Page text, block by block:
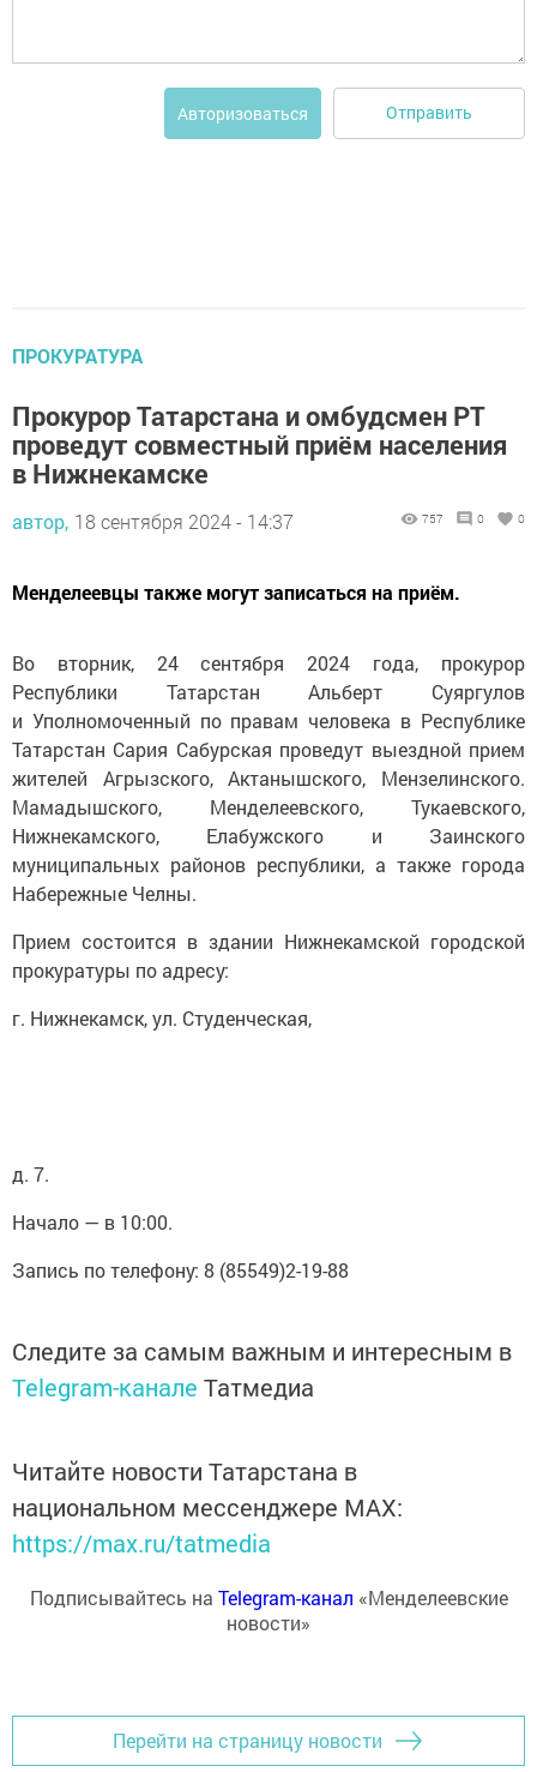
Авторизоваться Отправить
ПРОКУРАТУРА
Прокурор Татарстана и омбудсмен РТ
проведут совместный приём населения
в Нижнекамске
автор, 18 сентября 2024 - 14:37 757 0 0
Менделеевцы также могут записаться на приём.
Во вторник, 24 сентября 2024 года, прокурор
Республики Татарстан Альберт Суяргулов
и Уполномоченный по правам человека в Республике
Татарстан Сария Сабурская проведут выездной прием
жителей Агрызского, Актанышского, Мензелинского.
Мамадышского, Менделеевского, Тукаевского,
Нижнекамского, Елабужского и Заинского
муниципальных районов республики, а также города
Набережные Челны.
Прием состоится в здании Нижнекамской городской
прокуратуры по адресу:
г. Нижнекамск, ул. Студенческая,
д. 7.
Начало — в 10:00.
Запись по телефону: 8 (85549)2-19-88
Следите за самым важным и интересным в
Telegram-канале Татмедиа
Читайте новости Татарстана в
национальном мессенджере MАХ:
https://max.ru/tatmedia
Подписывайтесь на Telegram-канал «Менделеевские
новости»
Перейти на страницу новости